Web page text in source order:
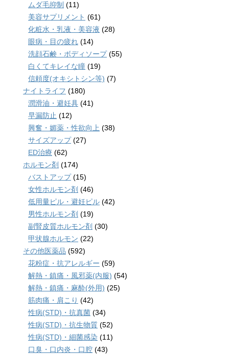
ムダ毛抑制 (11)
美容サプリメント (61)
化粧水・乳液・美容液 (28)
眼病・目の疲れ (14)
洗顔石鹸・ボディソープ(55)
白くてキレイな瞳 (19)
信頼度(オキシトシン等) (7)
ナイトライフ (180)
潤滑油・避妊具 (41)
早漏防止 (12)
興奮・媚薬・性欲向上 (38)
サイズアップ(27)
ED治療 (62)
ホルモン剤 (174)
バストアップ(15)
女性ホルモン剤 (46)
低用量ピル・避妊ピル (42)
男性ホルモン剤 (19)
副腎皮質ホルモン剤 (30)
甲状腺ホルモン (22)
その他医薬品 (592)
花粉症・抗アレルギー (59)
解熱・鎮痛・風邪薬(内服) (54)
解熱・鎮痛・麻酔(外用) (25)
筋肉痛・肩こり (42)
性病(STD)・抗真菌 (34)
性病(STD)・抗生物質 (52)
性病(STD)・細菌感染 (11)
口臭・口内炎・口腔 (43)